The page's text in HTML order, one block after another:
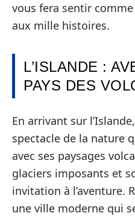
vous fera sentir
aux mille histoires.
L’ISLANDE :
PAYS DES
En arrivant sur
spectacle de la nature
avec ses paysages
glaciers imposants et
invitation à l’aventure.
une ville moderne qui